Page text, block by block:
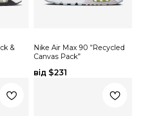
&
Nike Air Max 90 “Recycled
Canvas Pack”
від $231